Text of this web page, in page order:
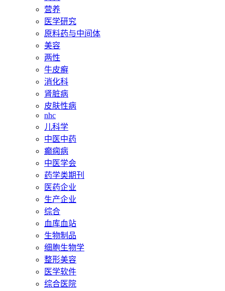
营养
医学研究
原料药与中间体
美容
两性
牛皮癣
消化科
肾脏病
皮肤性病
nhc
儿科学
中医中药
癫痫病
中医学会
药学类期刊
医药企业
生产企业
综合
血库血站
生物制品
细胞生物学
整形美容
医学软件
综合医院